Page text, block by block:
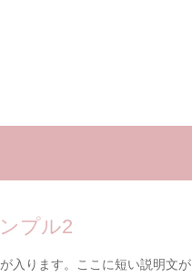
プル2
入ります。ここに短い説明文が